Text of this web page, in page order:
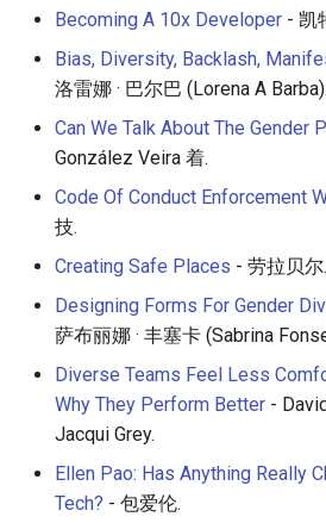
Becoming A 10x Developer - 凯
Bias, Diversity, Backlash,
洛雷娜 · 巴尔巴 (Lorena A Barba).
Can We Talk About The Gender
González Veira 着.
Code Of Conduct Enforcement
技.
Creating Safe Places - 劳拉贝尔.
Designing Forms For Gender
萨布丽娜 · 丰塞卡 (Sabrina
Diverse Teams Feel Less
Why They Perform Better -
Jacqui Grey.
Ellen Pao: Has Anything Really
Tech? - 包爱伦.